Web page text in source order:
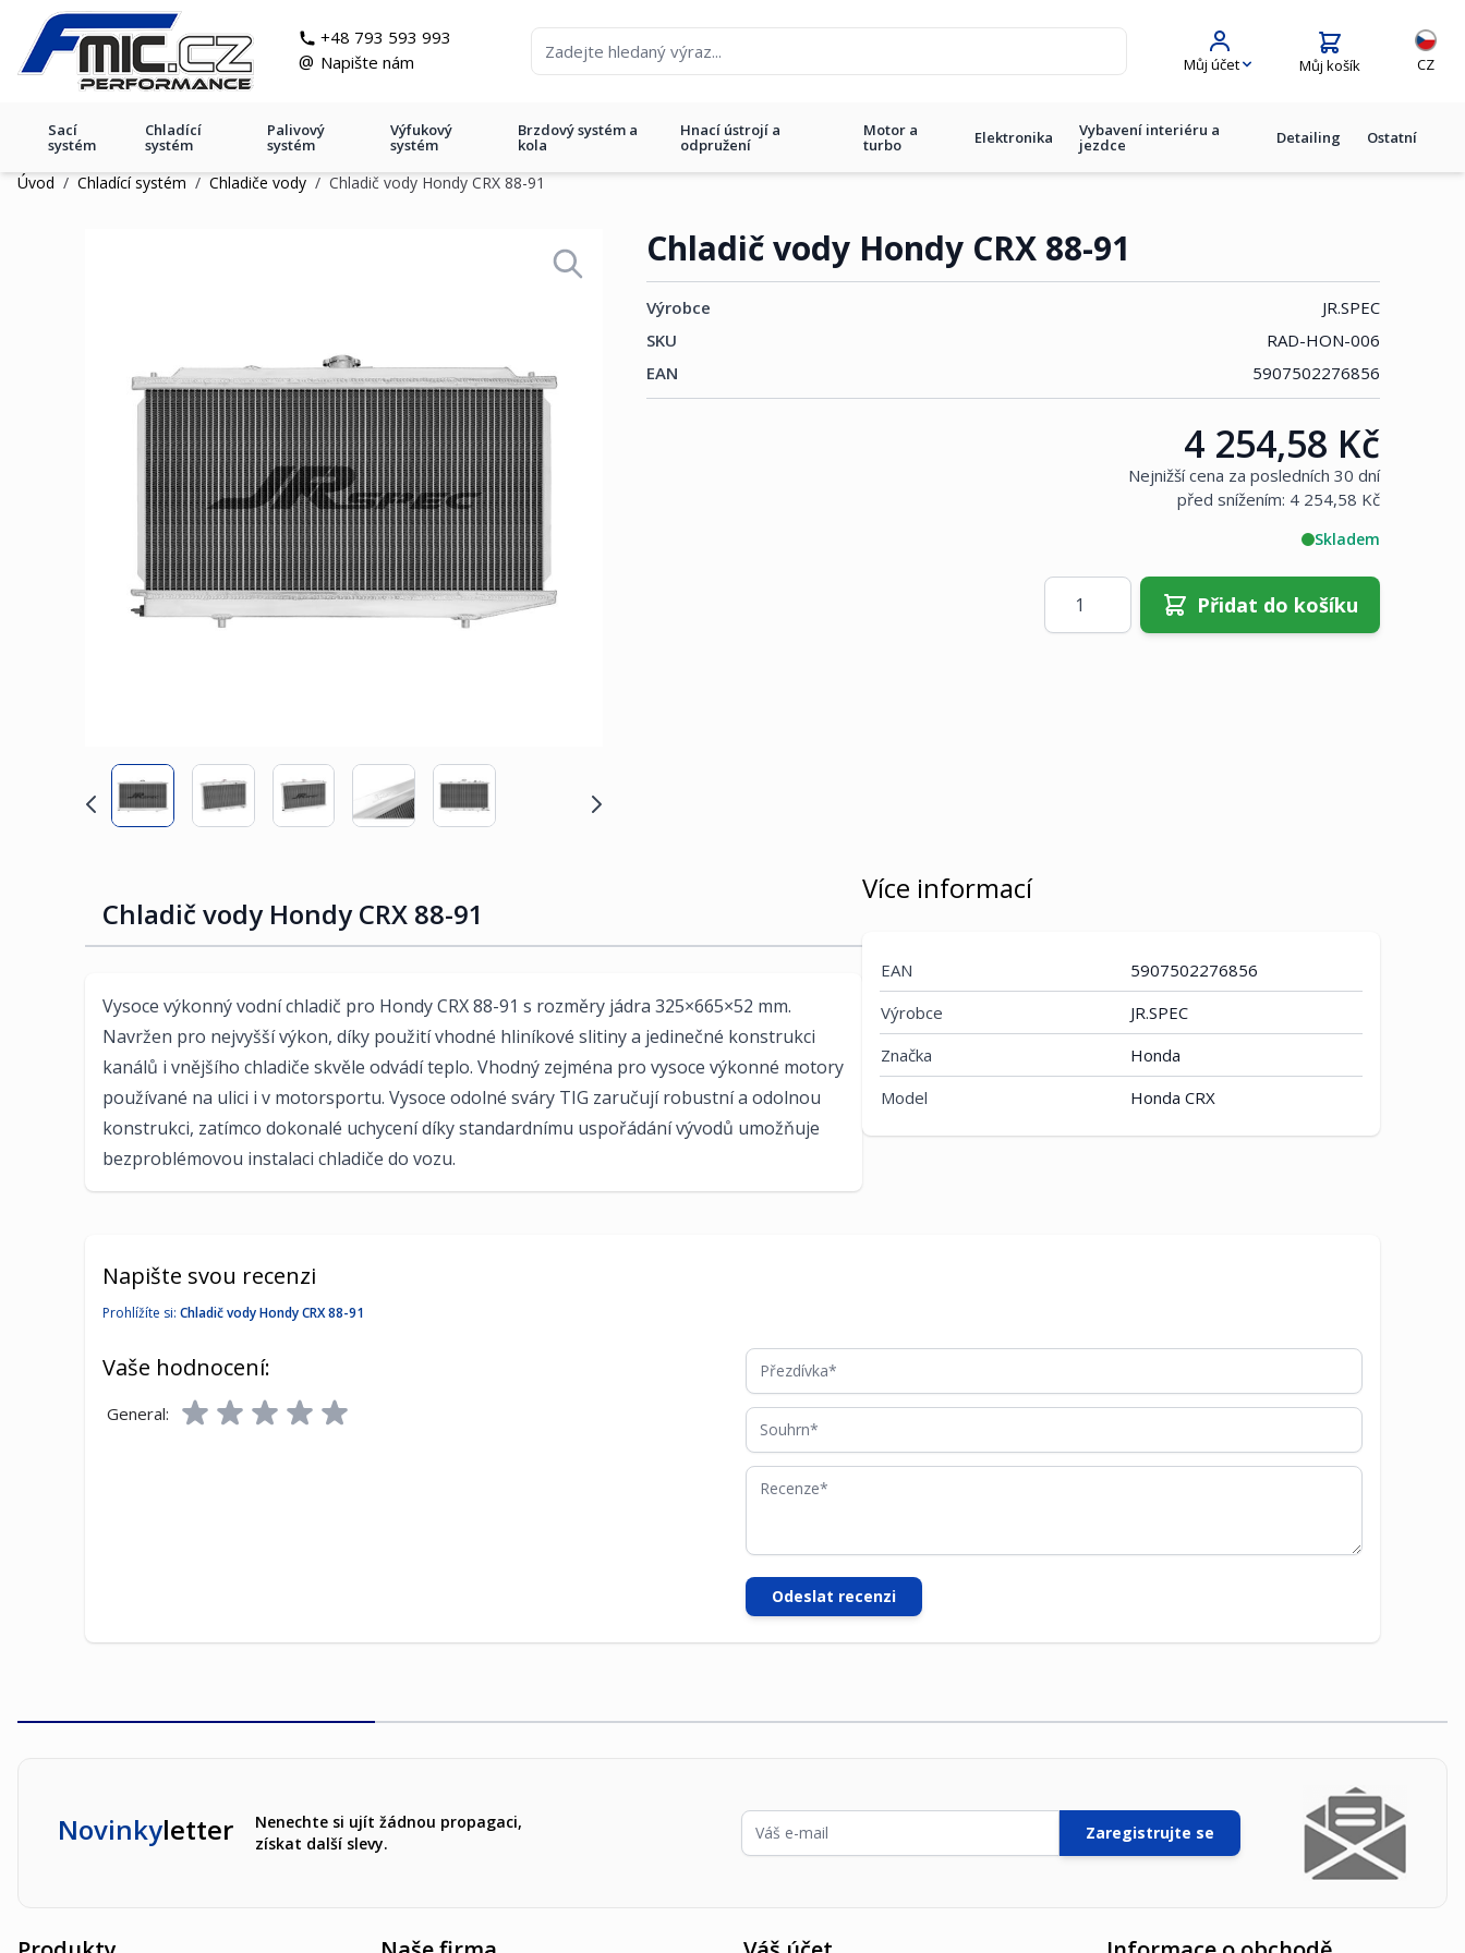
Přejít na obsah
+48 793 593 993
@ Napište nám Můj účet Můj košík
Jazyk
CZ
Sací
systém
Chladící
systém
Palivový
systém
Výfukový
systém
Brzdový systém a
kola
Hnací ústrojí a
odpružení
Motor a
turbo Elektronika Vybavení interiéru a
jezdce Detailing Ostatní
Úvod / Chladící systém / Chladiče vody / Chladič vody Hondy CRX 88-91
Chladič vody Hondy CRX 88-91
Výrobce
JR.SPEC
SKU
RAD-HON-006
EAN
5907502276856
Cena:
4 254,58 Kč
Nejnižší cena za posledních 30 dní
před snížením: 4 254,58 Kč
Skladem
Množství
Přidat do košíku
Chladič vody Hondy CRX 88-91
Vysoce výkonný vodní chladič pro Hondy CRX 88-91 s rozměry jádra 325×665×52 mm.
Navržen pro nejvyšší výkon, díky použití vhodné hliníkové slitiny a jedinečné konstrukci
kanálů i vnějšího chladiče skvěle odvádí teplo. Vhodný zejména pro vysoce výkonné motory
používané na ulici i v motorsportu. Vysoce odolné sváry TIG zaručují robustní a odolnou
konstrukci, zatímco dokonalé uchycení díky standardnímu uspořádání vývodů umožňuje
bezproblémovou instalaci chladiče do vozu.
Více informací
EAN
5907502276856
Výrobce
JR.SPEC
Značka
Honda
Model
Honda CRX
Napište svou recenzi
Prohlížíte si: Chladič vody Hondy CRX 88-91
Vaše hodnocení:
General:
Přezdívka
Souhrn
Recenze
Odeslat recenzi
Novinkyletter
Nenechte si ujít žádnou propagaci,
získat další slevy.
E-mailová adresa
Zaregistrujte se